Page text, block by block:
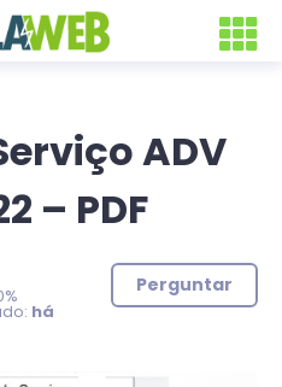
ADV
– PDF
há
Perguntar